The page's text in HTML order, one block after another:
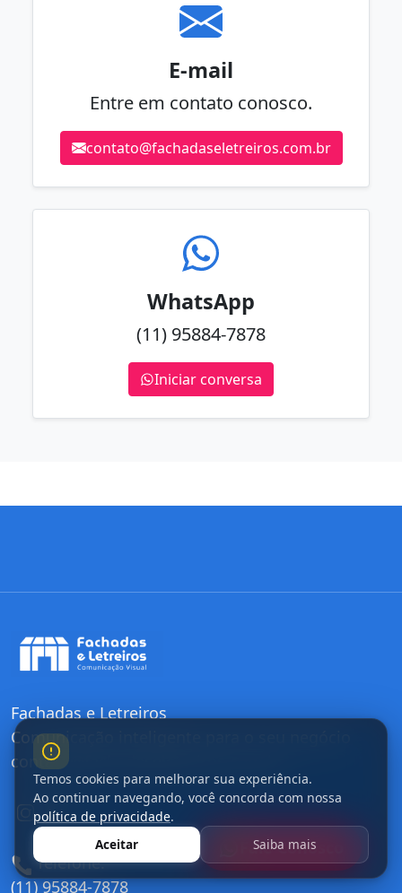
Fale Conosco
E-mail
Entre em contato conosco.
contato@fachadaseletreiros.com.br
WhatsApp
(11) 95884-7878
Iniciar conversa
Fachadas e Letreiros
Comunicação inteligente para o seu negócio
contato@fachadaseletreiros.com.br
Telefone:
(11) 95884-7878
Temos cookies para melhorar sua experiência.
Ao continuar navegando, você concorda com nossa
política de privacidade.
Aceitar
Saiba mais